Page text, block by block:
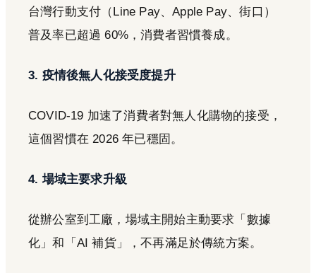
台灣行動支付（Line Pay、Apple Pay、街口）
普及率已超過 60%，消費者習慣養成。
3. 疫情後無人化接受度提升
COVID-19 加速了消費者對無人化購物的接受，
這個習慣在 2026 年已穩固。
4. 場域主要求升級
從辦公室到工廠，場域主開始主動要求「數據
化」和「AI 補貨」，不再滿足於傳統方案。